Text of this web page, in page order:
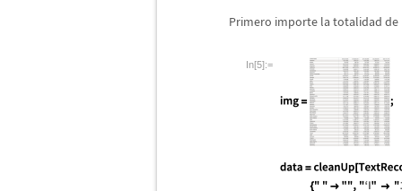
Primero importe la totalidad
In[5]:=